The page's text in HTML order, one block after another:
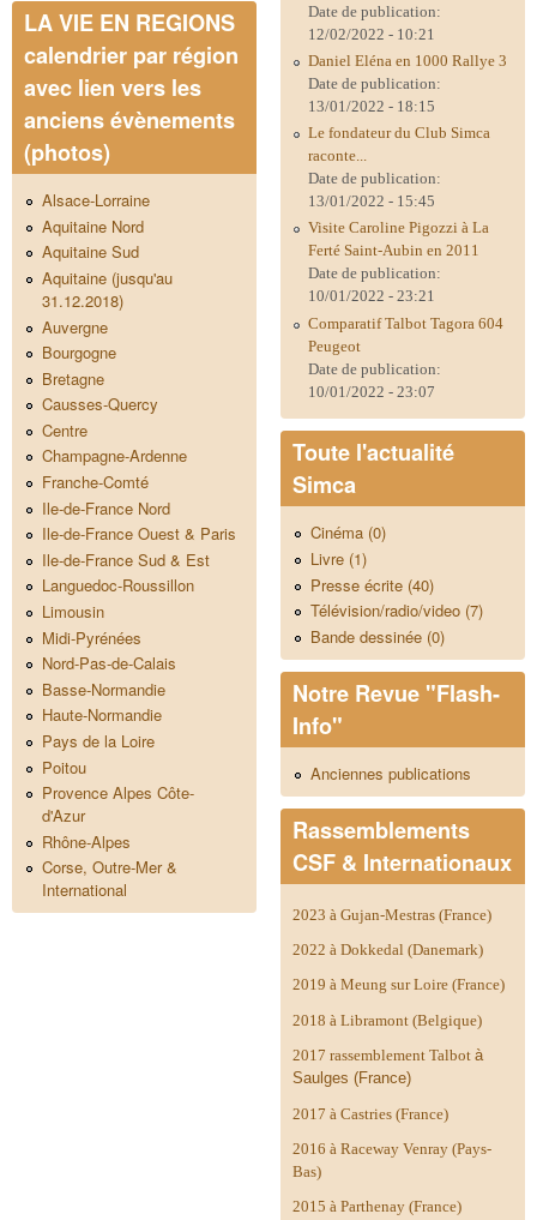
LA VIE EN REGIONS
calendrier par région
avec lien vers les
anciens évènements
(photos)
Alsace-Lorraine
Aquitaine Nord
Aquitaine Sud
Aquitaine (jusqu'au
31.12.2018)
Auvergne
Bourgogne
Bretagne
Causses-Quercy
Centre
Champagne-Ardenne
Franche-Comté
Ile-de-France Nord
Ile-de-France Ouest & Paris
Ile-de-France Sud & Est
Languedoc-Roussillon
Limousin
Midi-Pyrénées
Nord-Pas-de-Calais
Basse-Normandie
Haute-Normandie
Pays de la Loire
Poitou
Provence Alpes Côte-
d'Azur
Rhône-Alpes
Corse, Outre-Mer &
International
Date de publication:
12/02/2022 - 10:21
Daniel Eléna en 1000 Rallye 3
Date de publication:
13/01/2022 - 18:15
Le fondateur du Club Simca
raconte...
Date de publication:
13/01/2022 - 15:45
Visite Caroline Pigozzi à La
Ferté Saint-Aubin en 2011
Date de publication:
10/01/2022 - 23:21
Comparatif Talbot Tagora 604
Peugeot
Date de publication:
10/01/2022 - 23:07
Toute l'actualité
Simca
Cinéma (0)
Livre (1)
Presse écrite (40)
Télévision/radio/video (7)
Bande dessinée (0)
Notre Revue "Flash-
Info"
Anciennes publications
Rassemblements
CSF & Internationaux
2023 à Gujan-Mestras (France)
2022 à Dokkedal (Danemark)
2019 à Meung sur Loire (France)
2018 à Libramont (Belgique)
2017 rassemblement Talbot à
Saulges (France)
2017 à Castries (France)
2016 à Raceway Venray (Pays-
Bas)
2015 à Parthenay (France)